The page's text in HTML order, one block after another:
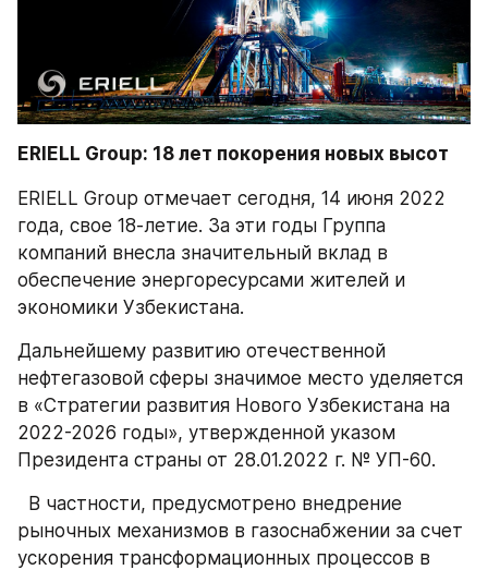
ERIELL Group: 18 лет покорения новых высот
ERIELL Group отмечает сегодня, 14 июня 2022
года, свое 18-летие. За эти годы Группа
компаний внесла значительный вклад в
обеспечение энергоресурсами жителей и
экономики Узбекистана.
Дальнейшему развитию отечественной
нефтегазовой сферы значимое место уделяется
в «Стратегии развития Нового Узбекистана на
2022-2026 годы», утвержденной указом
Президента страны от 28.01.2022 г. № УП-60.
рыночных механизмов в газоснабжении за счет
ускорения трансформационных процессов в